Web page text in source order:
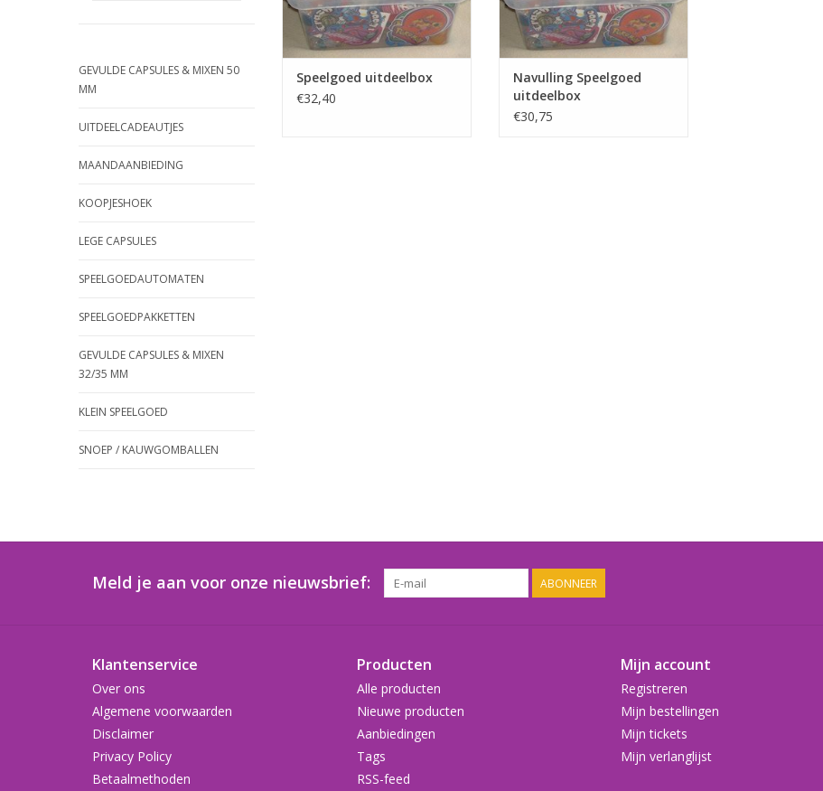
GEVULDE CAPSULES & MIXEN 50
MM
UITDEELCADEAUTJES
MAANDAANBIEDING
KOOPJESHOEK
LEGE CAPSULES
SPEELGOEDAUTOMATEN
SPEELGOEDPAKKETTEN
GEVULDE CAPSULES & MIXEN
32/35 MM
KLEIN SPEELGOED
SNOEP / KAUWGOMBALLEN
Speelgoed uitdeelbox
€32,40
Navulling Speelgoed
uitdeelbox
€30,75
Meld je aan voor onze nieuwsbrief: ABONNEER
Klantenservice
Over ons
Algemene voorwaarden
Disclaimer
Privacy Policy
Betaalmethoden
Producten
Alle producten
Nieuwe producten
Aanbiedingen
Tags
RSS-feed
Mijn account
Registreren
Mijn bestellingen
Mijn tickets
Mijn verlanglijst